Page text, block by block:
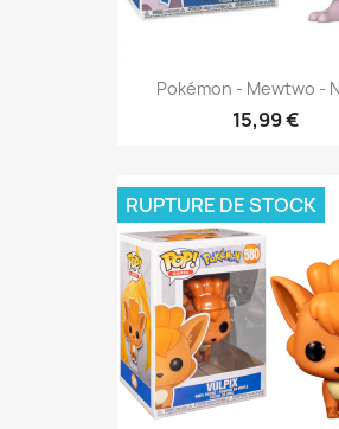
Pokémon - Mewtwo -
15,99 €
RUPTURE DE STOCK